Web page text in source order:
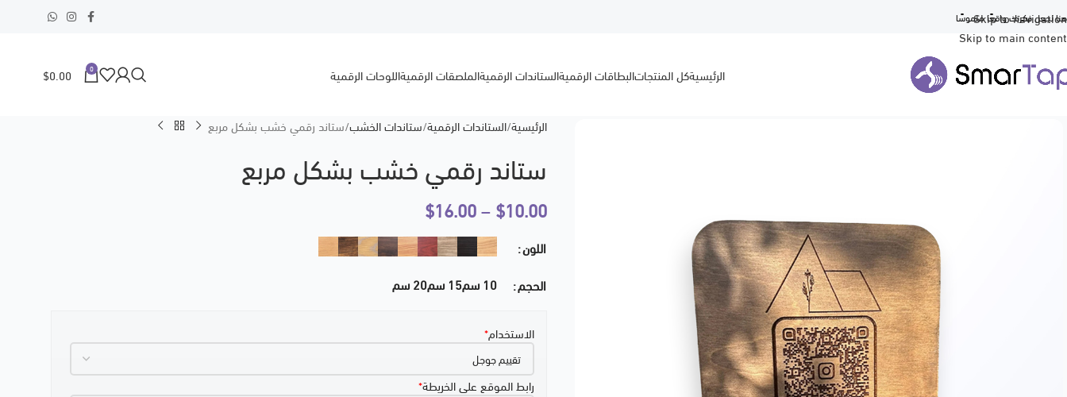
Skip to navigation
Skip to main content
لجعل فكرتك واقعًا ملموسًا
الرئيسيةكل المنتجاتالبطاقات الرقميةالستاندات الرقميةالملصقات الرقميةاللوحات الرقمية 0
$0.00
الرئيسية الستاندات الرقمية ستاندات الخشب ستاند رقمي خشب بشكل مربع
ستاند رقمي خشب بشكل مربع
$10.00
–
$16.00
اللون
الحجم
10 سم 15 سم 20 سم
*الاستخدام
*رابط الموقع على الخريطة